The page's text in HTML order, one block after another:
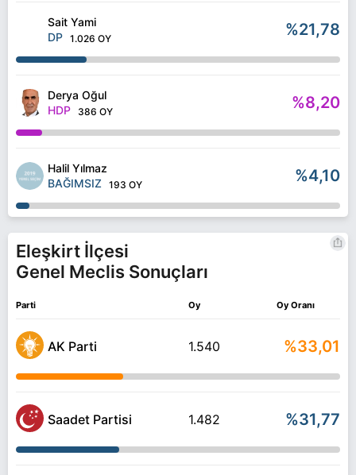
Sait Yami
DP 1.026 OY %21,78
Derya Oğul
HDP
386 OY %8,20
Halil Yılmaz
BAĞIMSIZ
193 OY %4,10
Eleşkirt İlçesi
Genel Meclis Sonuçları
Parti Oy Oy Oranı
AK Parti 1.540 %33,01
Saadet Partisi 1.482 %31,77